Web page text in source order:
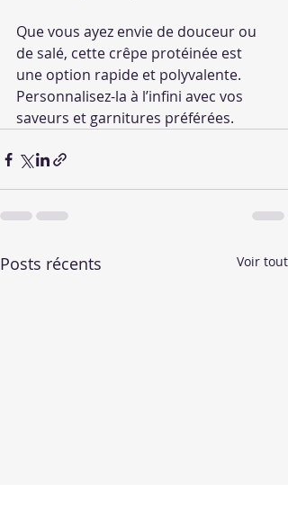
Que vous ayez envie de douceur ou
de salé, cette crêpe protéinée est
une option rapide et polyvalente.
Personnalisez-la à l’infini avec vos
saveurs et garnitures préférées.
Posts récents Voir tout